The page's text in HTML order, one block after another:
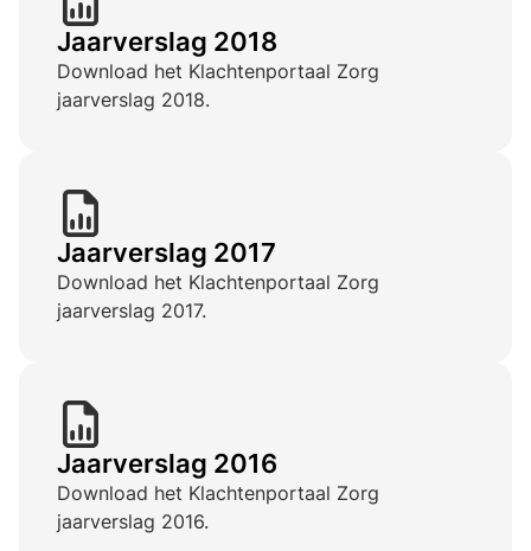
Jaarverslag 2018
Download het Klachtenportaal Zorg
jaarverslag 2018.
Jaarverslag 2017
Download het Klachtenportaal Zorg
jaarverslag 2017.
Jaarverslag 2016
Download het Klachtenportaal Zorg
jaarverslag 2016.